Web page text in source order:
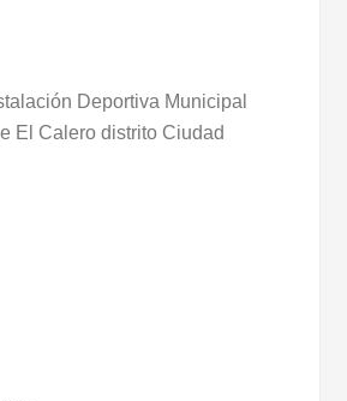
Deportiva Municipal
El Calero distrito Ciudad